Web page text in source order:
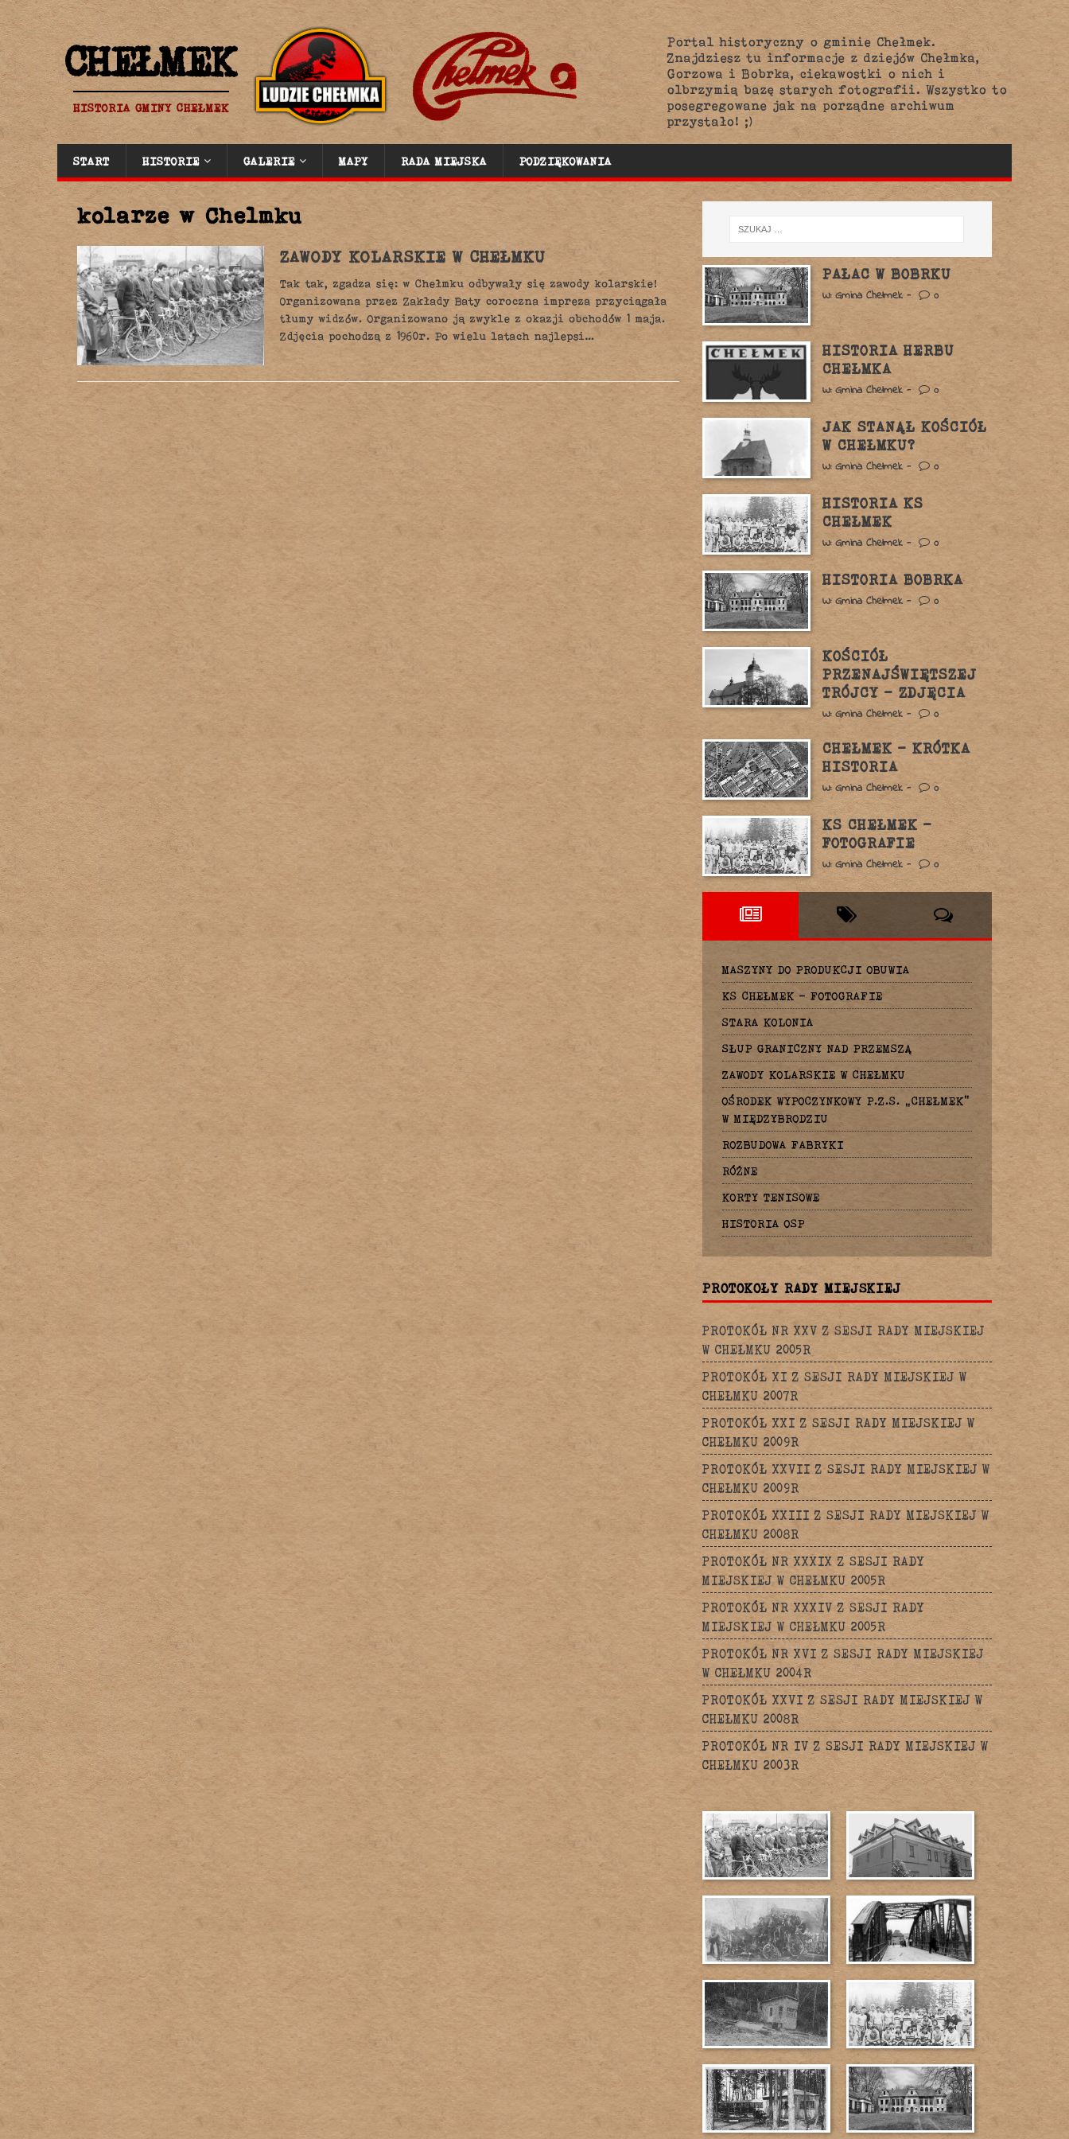
CHEŁMEK
HISTORIA GMINY CHEŁMEK
START HISTORIE GALERIE MAPY RADA MIEJSKA PODZIĘKOWANIA
Portal historyczny o gminie Chełmek.
Znajdziesz tu informacje z dziejów Chełmka,
Gorzowa i Bobrka, ciekawostki o nich i
olbrzymią bazę starych fotografii. Wszystko to
posegregowane jak na porządne archiwum
przystało! ;)
kolarze w Chelmku
ZAWODY KOLARSKIE W CHEŁMKU
Tak tak, zgadza się: w Chełmku odbywały się zawody kolarskie!
Organizowana przez Zakłady Baty coroczna impreza przyciągała
tłumy widzów. Organizowano ją zwykle z okazji obchodów 1 maja.
Zdjęcia pochodzą z 1960r. Po wielu latach najlepsi…
PAŁAC W BOBRKU
W: Gmina Chełmek - 0
HISTORIA HERBU
CHEŁMKA
W: Gmina Chełmek - 0
JAK STANĄŁ KOŚCIÓŁ
W CHEŁMKU?
W: Gmina Chełmek - 0
HISTORIA KS
CHEŁMEK
W: Gmina Chełmek - 0
HISTORIA BOBRKA
W: Gmina Chełmek - 0
KOŚCIÓŁ
PRZENAJŚWIĘTSZEJ
TRÓJCY – ZDJĘCIA
W: Gmina Chełmek - 0
CHEŁMEK – KRÓTKA
HISTORIA
W: Gmina Chełmek - 0
KS CHEŁMEK –
FOTOGRAFIE
W: Gmina Chełmek - 0
MASZYNY DO PRODUKCJI OBUWIA
KS CHEŁMEK – FOTOGRAFIE
STARA KOLONIA
SŁUP GRANICZNY NAD PRZEMSZĄ
ZAWODY KOLARSKIE W CHEŁMKU
OŚRODEK WYPOCZYNKOWY P.Z.S. „CHEŁMEK”
W MIĘDZYBRODZIU
ROZBUDOWA FABRYKI
RÓŻNE
KORTY TENISOWE
HISTORIA OSP
PROTOKOŁY RADY MIEJSKIEJ
PROTOKÓŁ NR XXV Z SESJI RADY MIEJSKIEJ
W CHEŁMKU 2005R
PROTOKÓŁ XI Z SESJI RADY MIEJSKIEJ W
CHEŁMKU 2007R
PROTOKÓŁ XXI Z SESJI RADY MIEJSKIEJ W
CHEŁMKU 2009R
PROTOKÓŁ XXVII Z SESJI RADY MIEJSKIEJ W
CHEŁMKU 2009R
PROTOKÓŁ XXIII Z SESJI RADY MIEJSKIEJ W
CHEŁMKU 2008R
PROTOKÓŁ NR XXXIX Z SESJI RADY
MIEJSKIEJ W CHEŁMKU 2005R
PROTOKÓŁ NR XXXIV Z SESJI RADY
MIEJSKIEJ W CHEŁMKU 2005R
PROTOKÓŁ NR XVI Z SESJI RADY MIEJSKIEJ
W CHEŁMKU 2004R
PROTOKÓŁ XXVI Z SESJI RADY MIEJSKIEJ W
CHEŁMKU 2008R
PROTOKÓŁ NR IV Z SESJI RADY MIEJSKIEJ W
CHEŁMKU 2003R